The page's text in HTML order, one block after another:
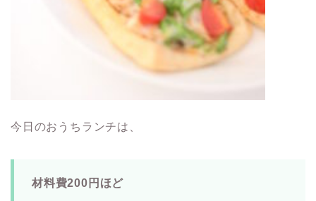
今日のおうちランチは、
材料費200円ほど